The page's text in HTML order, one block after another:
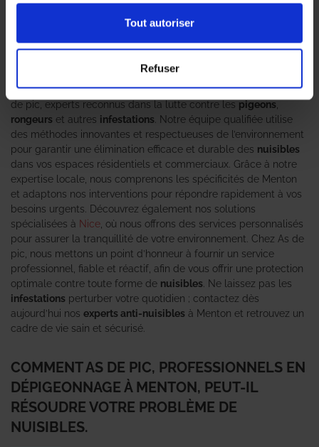
Tout autoriser
Refuser
Nous avons pensé à tout
devenir une source de stress et de préoccupation. Faites
confiance auxProfessionnels en dépigeonnagede l’agence As
de pic, experts reconnus dans la lutte contre les pigeons
rongeurs et autres infestations . Notre équipe qualifiée utilise
des méthodes innovantes et respectueuses de l’environnement
pour garantir une élimination efficace et durable des nuisibles
dans vos espaces résidentiels et commerciaux. Grâce à notre
expertise locale, nous comprenons les spécificités de Menton
et adaptons nos interventions pour répondre rapidement à vos
besoins urgents. Découvrez également nos solutions
spécialisées à Nice , où nous offrons des services personnalisés
pour assurer la tranquillité de votre environnement. Chez As de
pic, nous mettons un point d’honneur à fournir un service
professionnel, fiable et réactif, afin de vous offrir une protection
optimale contre toute forme de nuisibles . Ne laissez pas les
infestations perturber votre quotidien ; contactez dès
aujourd’hui nos experts anti-nuisibles à Menton et retrouvez un
cadre de vie sain et sécurisé.
COMMENT AS DE PIC, PROFESSIONNELS EN
DÉPIGEONNAGE À MENTON, PEUT-IL
RÉSOUDRE VOTRE PROBLÈME DE
NUISIBLES.